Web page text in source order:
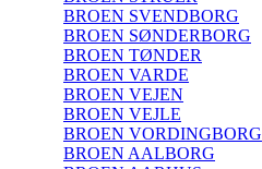
BROEN SVENDBORG
BROEN SØNDERBORG
BROEN TØNDER
BROEN VARDE
BROEN VEJEN
BROEN VEJLE
BROEN VORDINGBORG
BROEN AALBORG